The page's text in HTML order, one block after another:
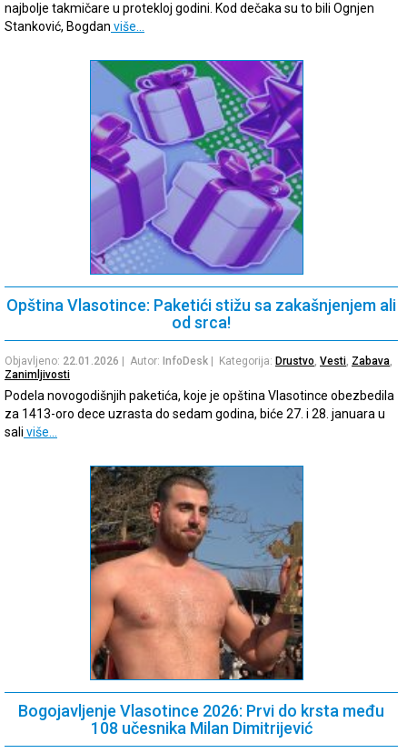
najbolje takmičare u protekloj godini. Kod dečaka su to bili Ognjen
Stanković, Bogdan više…
Opština Vlasotince: Paketići stižu sa zakašnjenjem ali
od srca!
Objavljeno: 22.01.2026 | Autor: InfoDesk | Kategorija: Drustvo, Vesti, Zabava,
Zanimljivosti
Podela novogodišnjih paketića, koje je opština Vlasotince obezbedila
za 1413-oro dece uzrasta do sedam godina, biće 27. i 28. januara u
sali više…
Bogojavljenje Vlasotince 2026: Prvi do krsta među
108 učesnika Milan Dimitrijević